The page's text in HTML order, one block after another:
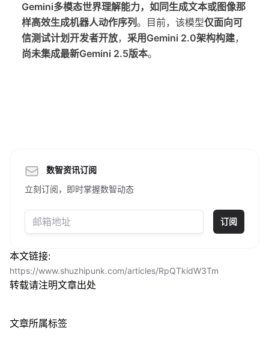
Gemini多模态世界理解能力，如同生成文本或图像那
样高效生成机器人动作序列 。目前，该模型仅面向可
信测试计划开发者开放， 采用Gemini 2.0架构构建，
尚未集成最新Gemini 2.5版本。
数智资讯订阅
立刻订阅，即时掌握数智动态
订阅
本文链接:
https://www.shuzhipunk.com/articles/RpQTkidW3Tm
转载请注明文章出处
文章所属标签